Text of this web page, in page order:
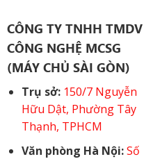
CÔNG TY TNHH TMDV
CÔNG NGHỆ MCSG
(MÁY CHỦ SÀI GÒN)
Trụ sở: 150/7 Nguyễn
Hữu Dật, Phường Tây
Thạnh, TPHCM
Văn phòng Hà Nội: Số